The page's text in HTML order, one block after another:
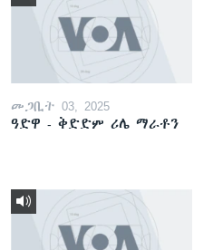
መጋቢት 03, 2025
ዓድዋ - ቅድድም ሪሌ ማራቶን